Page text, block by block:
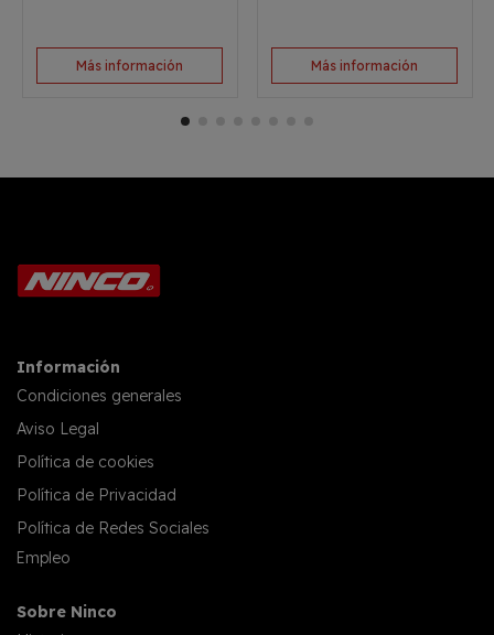
Más información Más información
Información
Condiciones generales
Aviso Legal
Política de cookies
Política de Privacidad
Política de Redes Sociales
Empleo
Sobre Ninco